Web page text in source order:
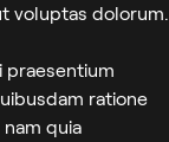
voluptas dolorum.
praesentium
ratione
quia